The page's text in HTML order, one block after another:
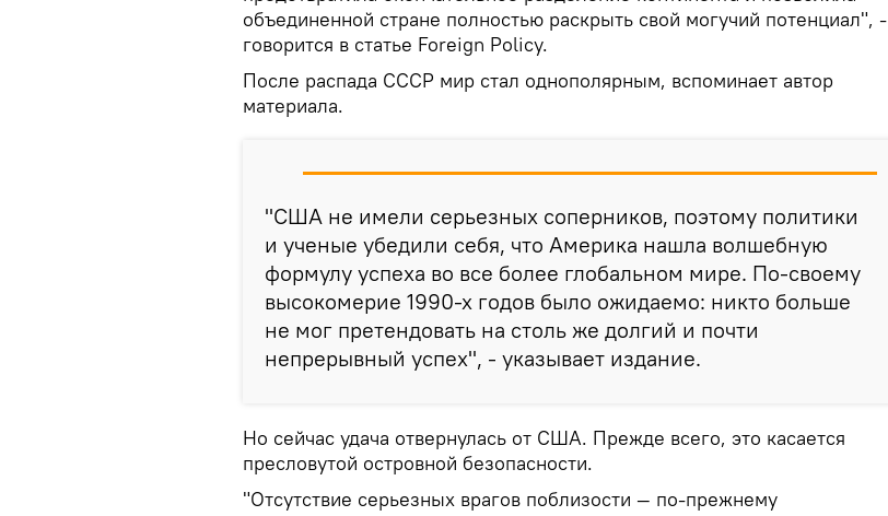
объединенной стране полностью раскрыть свой могучий потенциал", -
говорится в статье Foreign Policy.
После распада СССР мир стал однополярным, вспоминает автор
материала.
"США не имели серьезных соперников, поэтому политики
и ученые убедили себя, что Америка нашла волшебную
формулу успеха во все более глобальном мире. По-своему
высокомерие 1990-х годов было ожидаемо: никто больше
не мог претендовать на столь же долгий и почти
непрерывный успех", - указывает издание.
Но сейчас удача отвернулась от США. Прежде всего, это касается
пресловутой островной безопасности.
"Отсутствие серьезных врагов поблизости — по-прежнему